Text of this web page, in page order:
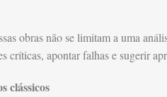
obras não se limitam a uma
críticas, apontar falhas e sugerir
clássicos